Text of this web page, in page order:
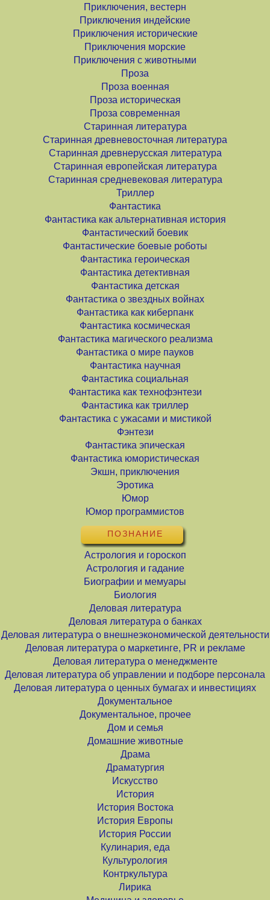
Приключения, вестерн
Приключения индейские
Приключения исторические
Приключения морские
Приключения с животными
Проза
Проза военная
Проза историческая
Проза современная
Старинная литература
Старинная древневосточная литература
Старинная древнерусская литература
Старинная европейская литература
Старинная средневековая литература
Триллер
Фантастика
Фантастика как альтернативная история
Фантастический боевик
Фантастические боевые роботы
Фантастика героическая
Фантастика детективная
Фантастика детская
Фантастика о звездных войнах
Фантастика как киберпанк
Фантастика космическая
Фантастика магического реализма
Фантастика о мире пауков
Фантастика научная
Фантастика социальная
Фантастика как технофэнтези
Фантастика как триллер
Фантастика с ужасами и мистикой
Фэнтези
Фантастика эпическая
Фантастика юмористическая
Экшн, приключения
Эротика
Юмор
Юмор программистов
ПОЗНАНИЕ
Астрология и гороскоп
Астрология и гадание
Биографии и мемуары
Биология
Деловая литература
Деловая литература о банках
Деловая литература о внешнеэкономической деятельности
Деловая литература о маркетинге, PR и рекламе
Деловая литература о менеджменте
Деловая литература об управлении и подборе персонала
Деловая литература о ценных бумагах и инвестициях
Документальное
Документальное, прочее
Дом и семья
Домашние животные
Драма
Драматургия
Искусство
История
История Востока
История Европы
История России
Кулинария, еда
Культурология
Контркультура
Лирика